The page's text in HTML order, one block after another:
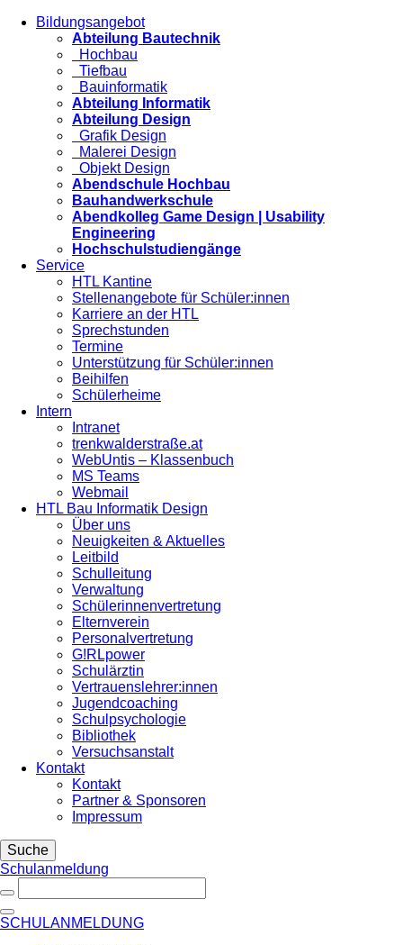
Bildungsangebot
Abteilung Bautechnik
Hochbau
Tiefbau
Bauinformatik
Abteilung Informatik
Abteilung Design
Grafik Design
Malerei Design
Objekt Design
Abendschule Hochbau
Bauhandwerkschule
Abendkolleg Game Design | Usability
Engineering
Hochschulstudiengänge
Service
HTL Kantine
Stellenangebote für Schüler:innen
Karriere an der HTL
Sprechstunden
Termine
Unterstützung für Schüler:innen
Beihilfen
Schülerheime
Intern
Intranet
trenkwalderstraße.at
WebUntis – Klassenbuch
MS Teams
Webmail
HTL Bau Informatik Design
Über uns
Neuigkeiten & Aktuelles
Leitbild
Schulleitung
Verwaltung
Schülerinnenvertretung
Elternverein
Personalvertretung
G!RLpower
Schulärztin
Vertrauenslehrer:innen
Jugendcoaching
Schulpsychologie
Bibliothek
Versuchsanstalt
Kontakt
Kontakt
Partner & Sponsoren
Impressum
Suche
Schulanmeldung
SCHULANMELDUNG